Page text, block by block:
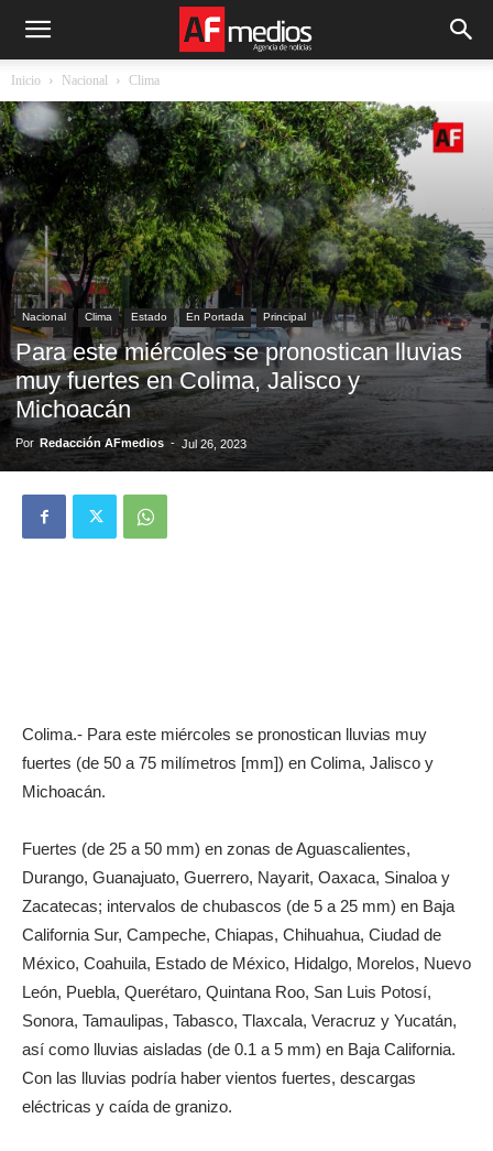
Inicio Nacional Clima
Nacional Clima Estado En Portada Principal
Para este miércoles se pronostican lluvias
muy fuertes en Colima, Jalisco y
Michoacán
Por Redacción AFmedios - Jul 26, 2023
Colima.- Para este miércoles se pronostican lluvias muy
fuertes (de 50 a 75 milímetros [mm]) en Colima, Jalisco y
Michoacán.
Fuertes (de 25 a 50 mm) en zonas de Aguascalientes,
Durango, Guanajuato, Guerrero, Nayarit, Oaxaca, Sinaloa y
Zacatecas; intervalos de chubascos (de 5 a 25 mm) en Baja
California Sur, Campeche, Chiapas, Chihuahua, Ciudad de
México, Coahuila, Estado de México, Hidalgo, Morelos, Nuevo
León, Puebla, Querétaro, Quintana Roo, San Luis Potosí,
Sonora, Tamaulipas, Tabasco, Tlaxcala, Veracruz y Yucatán,
así como lluvias aisladas (de 0.1 a 5 mm) en Baja California.
Con las lluvias podría haber vientos fuertes, descargas
eléctricas y caída de granizo.